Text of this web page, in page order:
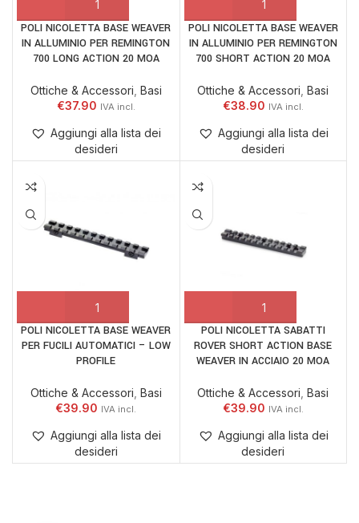
POLI NICOLETTA BASE WEAVER
IN ALLUMINIO PER REMINGTON
700 LONG ACTION 20 MOA
Ottiche & Accessori Basi
€37.90
Aggiungi alla lista dei
desideri
POLI NICOLETTA BASE WEAVER
IN ALLUMINIO PER REMINGTON
700 SHORT ACTION 20 MOA
Ottiche & Accessori ,Basi
€38.90
Aggiungi alla lista dei
desideri
POLI NICOLETTA BASE WEAVER
PER FUCILI AUTOMATICI – LOW
PROFILE
Ottiche & Accessori Basi
€39.90
Aggiungi alla lista dei
desideri
POLI NICOLETTA SABATTI
ROVER SHORT ACTION BASE
WEAVER IN ACCIAIO 20 MOA
Ottiche & Accessori ,Basi
€39.90
Aggiungi alla lista dei
desideri